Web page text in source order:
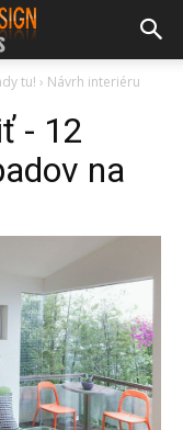
tu! › Návrh interiéru
- 12
na